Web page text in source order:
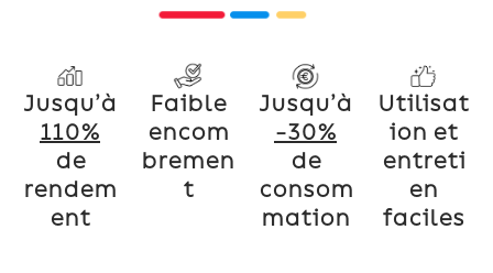
Jusqu’à
110%
de
rendem
ent
Faible
encom
bremen
t
Jusqu’à
-30%
de
consom
mation
Utilisat
ion et
entreti
en
faciles